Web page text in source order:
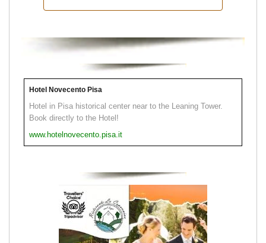
Hotel Novecento Pisa
Hotel in Pisa historical center near to the Leaning Tower.
Book directly to the Hotel!
www.hotelnovecento.pisa.it